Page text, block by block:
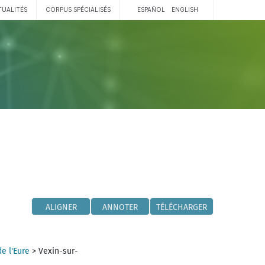
CORPUS SPÉCIALISÉS ESPAÑOL ENGLISH
ALIGNER ANNOTER TÉLÉCHARGER
l'Eure > Vexin-sur-